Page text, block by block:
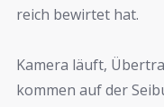
reich bewirtet hat.
Kamera läuft,
kommen auf der